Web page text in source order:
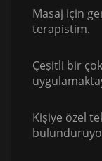
Masaj için
terapistim.
Çeşitli bir
Kişiye özel